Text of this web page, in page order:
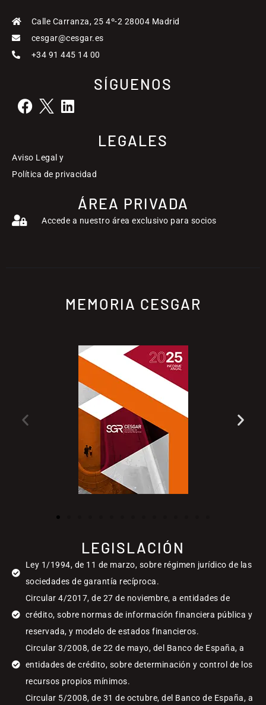
Calle Carranza, 25 4º-2 28004 Madrid
cesgar@cesgar.es
+34 91 445 14 00
SÍGUENOS
LEGALES
Aviso Legal y
Política de privacidad
ÁREA PRIVADA
Accede a nuestro área exclusivo para socios
MEMORIA CESGAR
LEGISLACIÓN
Ley 1/1994, de 11 de marzo, sobre régimen jurídico de las
sociedades de garantía recíproca.
Circular 4/2017, de 27 de noviembre, a entidades de
crédito, sobre normas de información financiera pública y
reservada, y modelo de estados financieros.
Circular 3/2008, de 22 de mayo, del Banco de España, a
entidades de crédito, sobre determinación y control de los
recursos propios mínimos.
Circular 5/2008, de 31 de octubre, del Banco de España, a